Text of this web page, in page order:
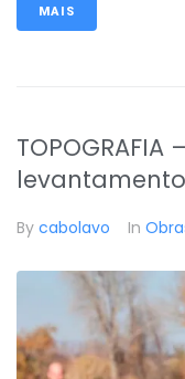
MAIS
By cabolavo In